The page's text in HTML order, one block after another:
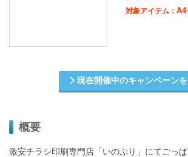
対象アイテム： A4
現在開催中のキャンペーン
概要
激安チラシ印刷専門店「いのぷり」にてごっ